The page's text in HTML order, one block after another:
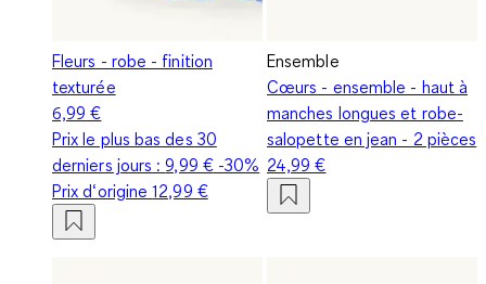
Fleurs - robe - finition
texturée
6,99 €
Prix le plus bas des 30
derniers jours :9,99 €-30%
Prix d‘origine12,99 €
Ensemble
Cœurs - ensemble - haut à
manches longues et robe-
salopette en jean - 2 pièces
24,99 €